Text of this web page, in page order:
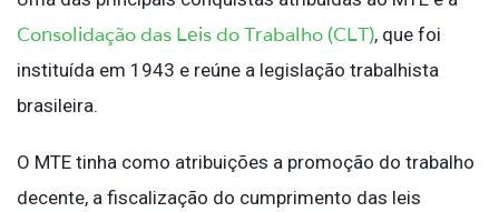
Consolidação das Leis do Trabalho (CLT), que foi
instituída em 1943 e reúne a legislação trabalhista
brasileira.
O MTE tinha como atribuições a promoção do trabalho
decente, a fiscalização do cumprimento das leis